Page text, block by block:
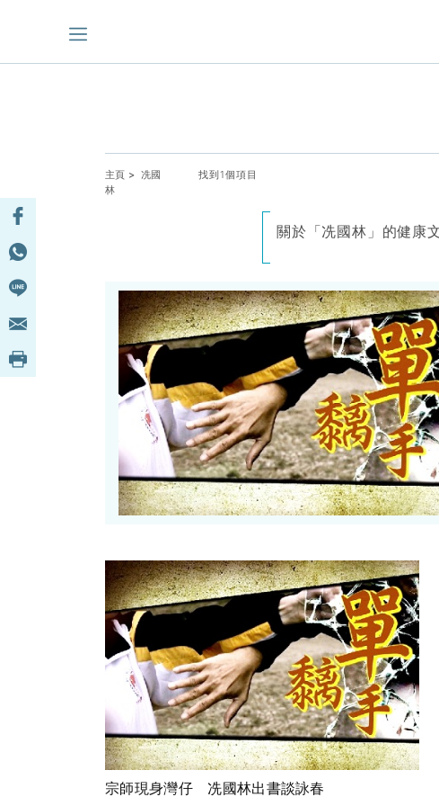
主頁 > 冼國
林
找到1個項目
關於「冼國林」的健康
宗師現身灣仔 冼國林出書談詠春